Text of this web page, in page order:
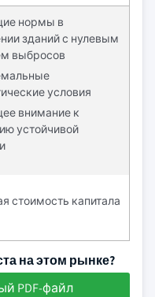
нормы в
зданий с нулевым
выбросов
условия
внимание к
устойчивой
стоимость капитала
на этом рынке?
PDF-файл